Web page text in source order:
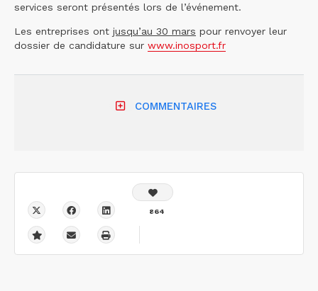
services seront présentés lors de l’événement.
Les entreprises ont jusqu’au 30 mars pour renvoyer leur
dossier de candidature sur www.inosport.fr
COMMENTAIRES
864